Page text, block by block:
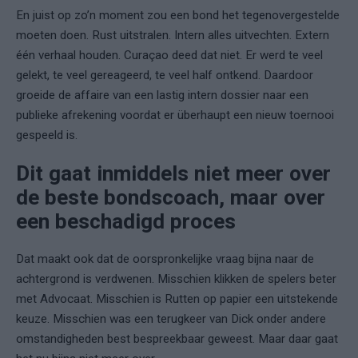
En juist op zo’n moment zou een bond het tegenovergestelde
moeten doen. Rust uitstralen. Intern alles uitvechten. Extern
één verhaal houden. Curaçao deed dat niet. Er werd te veel
gelekt, te veel gereageerd, te veel half ontkend. Daardoor
groeide de affaire van een lastig intern dossier naar een
publieke afrekening voordat er überhaupt een nieuw toernooi
gespeeld is.
Dit gaat inmiddels niet meer over
de beste bondscoach, maar over
een beschadigd proces
Dat maakt ook dat de oorspronkelijke vraag bijna naar de
achtergrond is verdwenen. Misschien klikken de spelers beter
met Advocaat. Misschien is Rutten op papier een uitstekende
keuze. Misschien was een terugkeer van Dick onder andere
omstandigheden best bespreekbaar geweest. Maar daar gaat